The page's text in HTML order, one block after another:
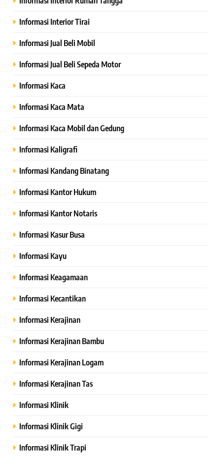
Informasi Interior Tirai
Informasi Jual Beli Mobil
Informasi Jual Beli Sepeda Motor
Informasi Kaca
Informasi Kaca Mata
Informasi Kaca Mobil dan Gedung
Informasi Kaligrafi
Informasi Kandang Binatang
Informasi Kantor Hukum
Informasi Kantor Notaris
Informasi Kasur Busa
Informasi Kayu
Informasi Keagamaan
Informasi Kecantikan
Informasi Kerajinan
Informasi Kerajinan Bambu
Informasi Kerajinan Logam
Informasi Kerajinan Tas
Informasi Klinik
Informasi Klinik Gigi
Informasi Klinik Trapi